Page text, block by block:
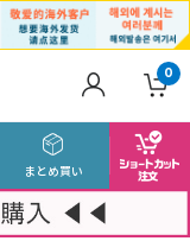
0
まとめ買い